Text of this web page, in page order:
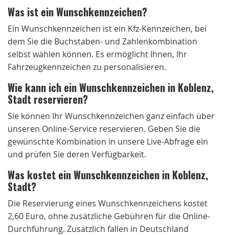
Was ist ein Wunschkennzeichen?
Ein Wunschkennzeichen ist ein Kfz-Kennzeichen, bei
dem Sie die Buchstaben- und Zahlenkombination
selbst wählen können. Es ermöglicht Ihnen, Ihr
Fahrzeugkennzeichen zu personalisieren.
Wie kann ich ein Wunschkennzeichen in Koblenz,
Stadt reservieren?
Sie können Ihr Wunschkennzeichen ganz einfach über
unseren Online-Service reservieren. Geben Sie die
gewünschte Kombination in unsere Live-Abfrage ein
und prüfen Sie deren Verfügbarkeit.
Was kostet ein Wunschkennzeichen in Koblenz,
Stadt?
Die Reservierung eines Wunschkennzeichens kostet
2,60 Euro, ohne zusätzliche Gebühren für die Online-
Durchführung. Zusätzlich fallen in Deutschland